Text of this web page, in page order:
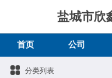
盐城市欣
首页 公司
分类列表